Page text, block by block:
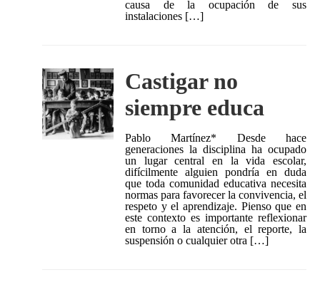
causa de la ocupación de sus
instalaciones […]
Castigar no
siempre educa
Pablo Martínez* Desde hace
generaciones la disciplina ha ocupado
un lugar central en la vida escolar,
difícilmente alguien pondría en duda
que toda comunidad educativa necesita
normas para favorecer la convivencia, el
respeto y el aprendizaje. Pienso que en
este contexto es importante reflexionar
en torno a la atención, el reporte, la
suspensión o cualquier otra […]